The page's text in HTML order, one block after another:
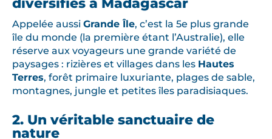
diversifiés à Madagascar
Appelée aussi Grande Île, c’est la 5e plus grande
île du monde (la première étant l’Australie), elle
réserve aux voyageurs une grande variété de
paysages : rizières et villages dans les Hautes
Terres, forêt primaire luxuriante, plages de sable,
montagnes, jungle et petites îles paradisiaques.
2. Un véritable sanctuaire de
nature